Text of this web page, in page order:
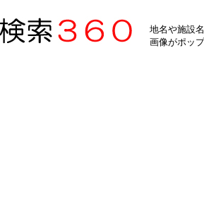
地名や施設
画像がポッ